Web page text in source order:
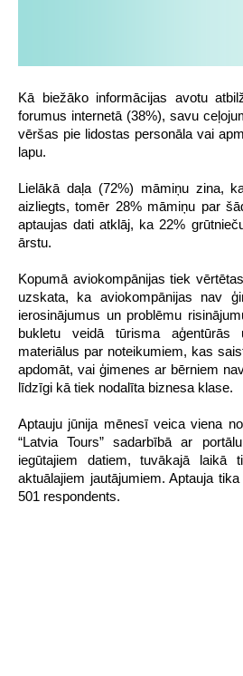
Kā biežāko informācijas avotu
forumus internetā (38%), savu
vēršas pie lidostas personāla vai
lapu.
Lielākā daļa (72%) māmiņu zina,
aizliegts, tomēr 28% māmiņu par
aptaujas dati atklāj, ka 22%
ārstu.
Kopumā aviokompānijas tiek
uzskata, ka aviokompānijas nav
ierosinājumus un problēmu
bukletu veidā tūrisma aģentūrās
materiālus par noteikumiem, kas
apdomāt, vai ģimenes ar bērniem
līdzīgi kā tiek nodalīta biznesa klase.
Aptauju jūnija mēnesī veica viena
“Latvia Tours” sadarbībā ar
iegūtajiem datiem, tuvākajā laikā
aktuālajiem jautājumiem. Aptauja
501 respondents.